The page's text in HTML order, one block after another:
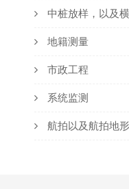
中桩放样，以及
地籍测量
市政工程
系统监测
航拍以及航拍地